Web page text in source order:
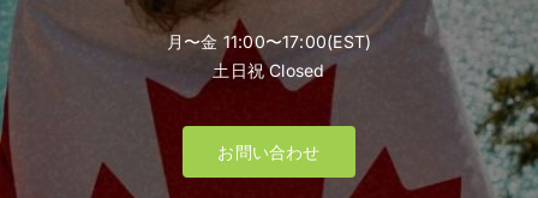
月〜金 11:00〜17:00(EST)
土日祝 Closed
お問い合わせ